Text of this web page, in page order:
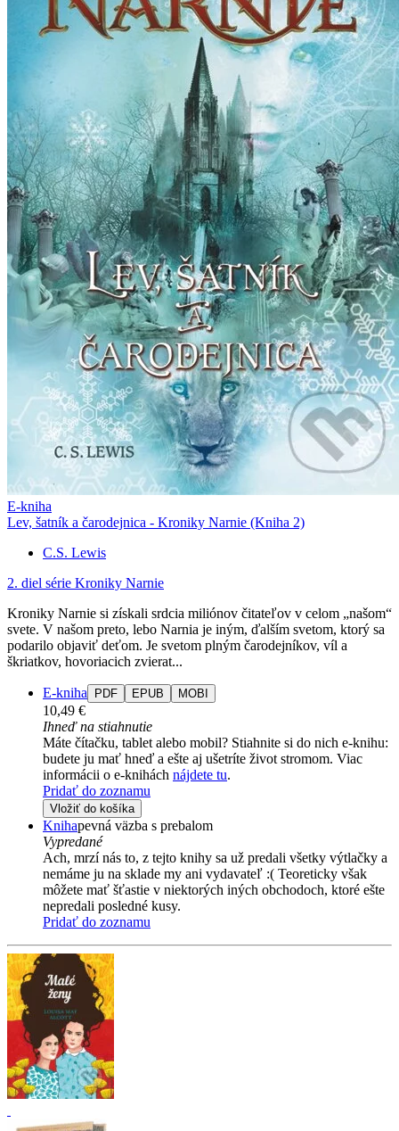
E-kniha
Lev, šatník a čarodejnica - Kroniky Narnie (Kniha 2)
C.S. Lewis
2. diel série Kroniky Narnie
Kroniky Narnie si získali srdcia miliónov čitateľov v celom „našom“
svete. V našom preto, lebo Narnia je iným, ďalším svetom, ktorý sa
podarilo objaviť deťom. Je svetom plným čarodejníkov, víl a
škriatkov, hovoriacich zvierat...
E-kniha PDF EPUB MOBI
10,49 €
Ihneď na stiahnutie
Máte čítačku, tablet alebo mobil? Stiahnite si do nich e-knihu:
budete ju mať hneď a ešte aj ušetríte život stromom. Viac
informácii o e-knihách nájdete tu.
Pridať do zoznamu
Vložiť do košíka
Knihapevná väzba s prebalom
Vypredané
Ach, mrzí nás to, z tejto knihy sa už predali všetky výtlačky a
nemáme ju na sklade my ani vydavateľ :( Teoreticky však
môžete mať šťastie v niektorých iných obchodoch, ktoré ešte
nepredali posledné kusy.
Pridať do zoznamu